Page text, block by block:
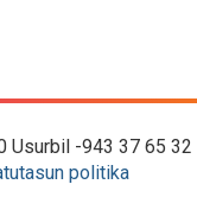
Usurbil -943 37 65 32
politika